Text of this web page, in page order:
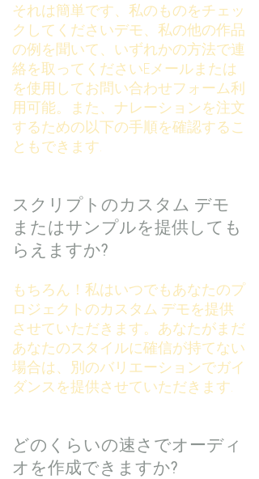
それは簡単です、私のものをチェッ
クしてくださいデモ、私の他の作品
の例を聞いて、いずれかの方法で連
絡を取ってくださいEメールまたは
を使用してお問い合わせフォーム利
用可能。また、ナレーションを注文
するための以下の手順を確認するこ
ともできます.
スクリプトのカスタム デモ
またはサンプルを提供しても
らえますか?
もちろん！私はいつでもあなたのプ
ロジェクトのカスタム デモを提供
させていただきます。あなたがまだ
あなたのスタイルに確信が持てない
場合は、別のバリエーションでガイ
ダンスを提供させていただきます.
どのくらいの速さでオーディ
オを作成できますか?